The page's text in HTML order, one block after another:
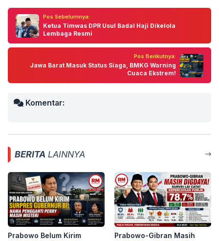
Pos Sebelumnya:
Ketua Timwas DPR Usul Badal Haji Dikelola
Lembaga Resmi
Pos Berikutnya:
Jawa Barat Masuk Status Siaga, BMKG Warning
Cuaca Ekstrem!
Komentar:
BERITA LAINNYA
Prabowo Belum Kirim
Prabowo-Gibran Masih